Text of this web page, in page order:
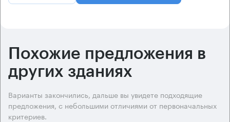
Похожие предложения в
других зданиях
Варианты закончились, дальше вы увидете подходящие
предложения, с небольшими отличиями от первоначальных
критериев.